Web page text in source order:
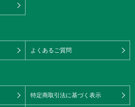
よくあるご質問
特定商取引法に基づく表示